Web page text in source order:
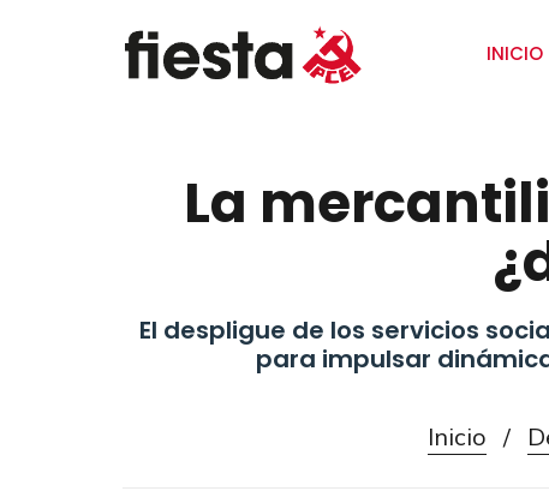
INICIO
La
El despligue de los servicios
para impulsar
Inicio /